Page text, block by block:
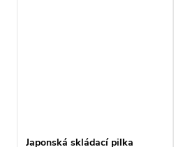
Japonská skládací pilka